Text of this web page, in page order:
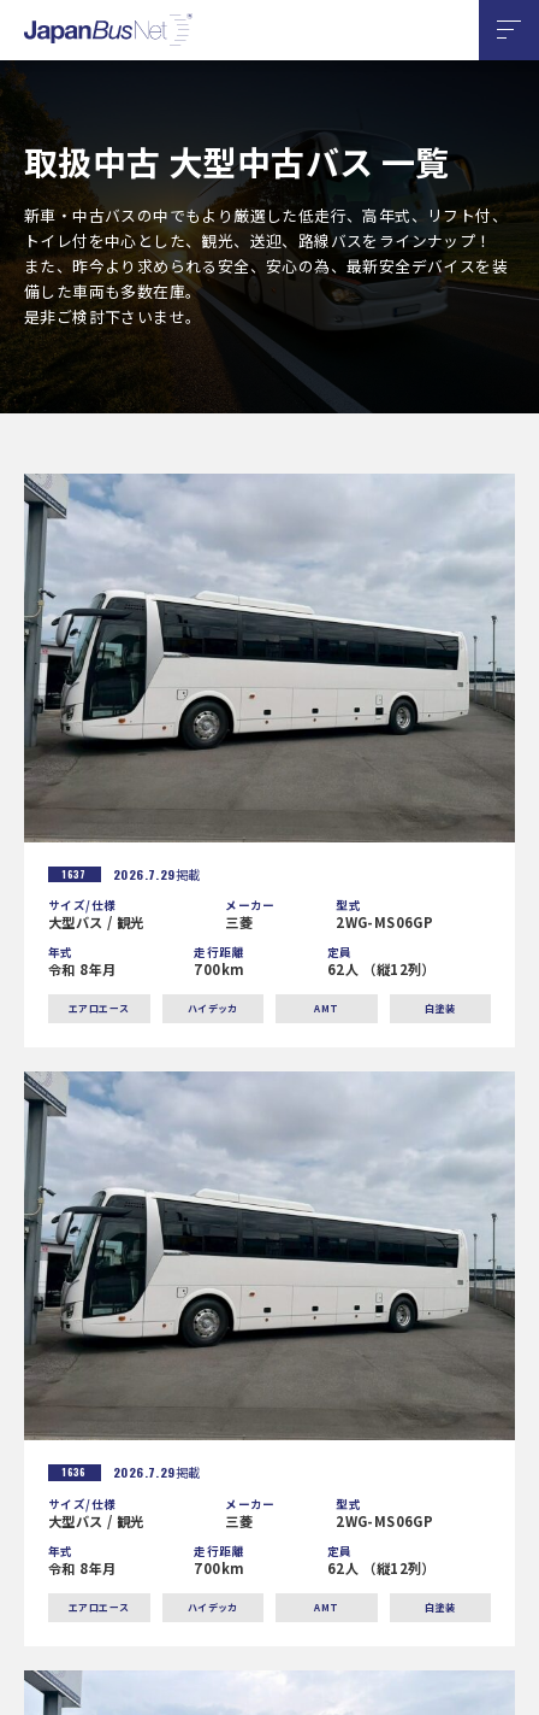
取扱中古 大型中古バス 一覧
新車・中古バスの中でもより厳選した低走行、高年式、リフト付、
トイレ付を中心とした、観光、送迎、路線バスをラインナップ！
また、昨今より求められる安全、安心の為、最新安全デバイスを装
備した車両も多数在庫。
是非ご検討下さいませ。
1637 2026.7.29掲載
サイズ/仕様
大型バス / 観光
メーカー
三菱
型式
2WG-MS06GP
年式
令和 8年月
走行距離
700km
定員
62人 （縦12列）
エアロエース ハイデッカ AMT 白塗装
1636 2026.7.29掲載
サイズ/仕様
大型バス / 観光
メーカー
三菱
型式
2WG-MS06GP
年式
令和 8年月
走行距離
700km
定員
62人 （縦12列）
エアロエース ハイデッカ AMT 白塗装